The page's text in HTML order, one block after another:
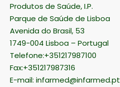
Produtos de Saúde, I.P.
Parque de Saúde de Lisboa
Avenida do Brasil, 53
1749-004 Lisboa – Portugal
Telefone:+351217987100
Fax:+351217987316
E-mail: infarmed@infarmed.pt